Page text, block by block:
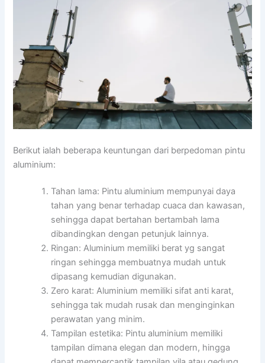
Berikut ialah beberapa keuntungan dari berpedoman pintu
aluminium:
Tahan lama: Pintu aluminium mempunyai daya
tahan yang benar terhadap cuaca dan kawasan,
sehingga dapat bertahan bertambah lama
dibandingkan dengan petunjuk lainnya.
Ringan: Aluminium memiliki berat yg sangat
ringan sehingga membuatnya mudah untuk
dipasang kemudian digunakan.
Zero karat: Aluminium memiliki sifat anti karat,
sehingga tak mudah rusak dan menginginkan
perawatan yang minim.
Tampilan estetika: Pintu aluminium memiliki
tampilan dimana elegan dan modern, hingga